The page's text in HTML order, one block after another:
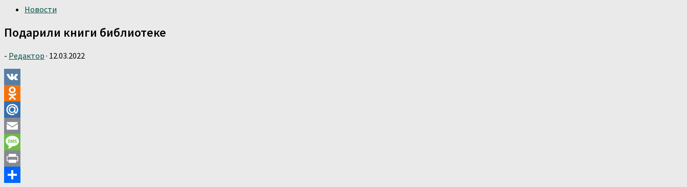
Новости
Подарили книги библиотеке
- Редактор · 12.03.2022
VK
Odnoklassniki
Mail.Ru
Email
Message
Print